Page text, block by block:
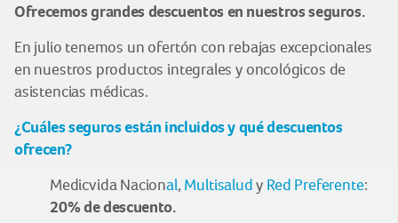
Ofrecemos grandes descuentos en nuestros seguros.
En julio tenemos un ofertón con rebajas excepcionales
en nuestros productos integrales y oncológicos de
asistencias médicas.
¿Cuáles seguros están incluidos y qué descuentos
ofrecen?
Medicvida Nacional, Multisalud y Red Preferente:
20%de descuento.